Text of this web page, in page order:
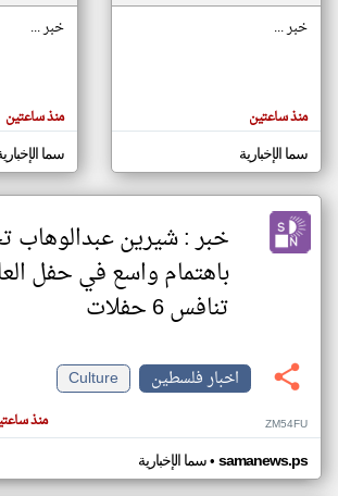
مصادر الأخبار
اخبار فلسطين
أهم اخبار فلسطين
المقالات
الموجوده
هنا عن
وجهة
نظر
كاتبيها.
خبر ...
منذ ساعتين
سما الإخبارية
خبر ...
منذ ساعتين
سما
خبر : شيرين
باهتمام واسع في حفل
تنافس 6 حفلات
اخبار فلسطين
Culture
منذ ZM54FU
سما الإخبارية• samanews.ps